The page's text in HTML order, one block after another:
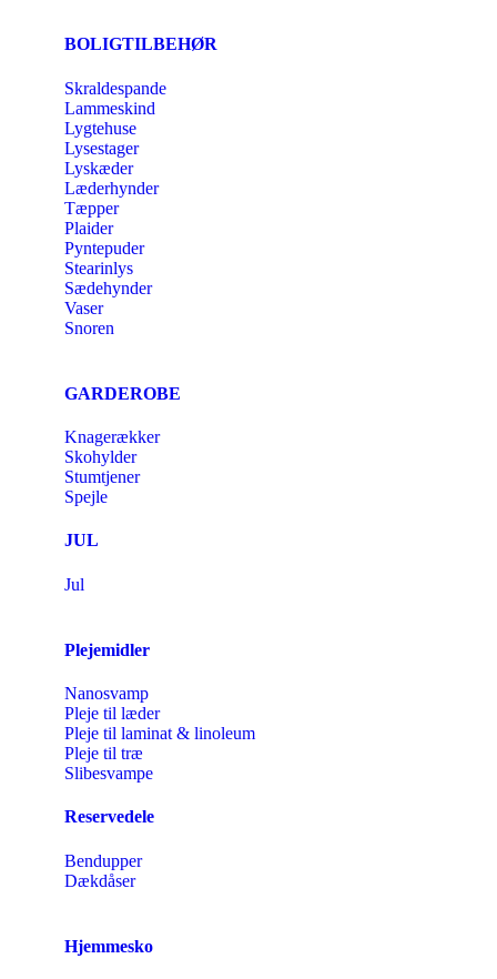
BOLIGTILBEHØR
Skraldespande
Lammeskind
Lygtehuse
Lysestager
Lyskæder
Læderhynder
Tæpper
Plaider
Pyntepuder
Stearinlys
Sædehynder
Vaser
Snoren
GARDEROBE
Knagerækker
Skohylder
Stumtjener
Spejle
JUL
Jul
Plejemidler
Nanosvamp
Pleje til læder
Pleje til laminat & linoleum
Pleje til træ
Slibesvampe
Reservedele
Bendupper
Dækdåser
Hjemmesko